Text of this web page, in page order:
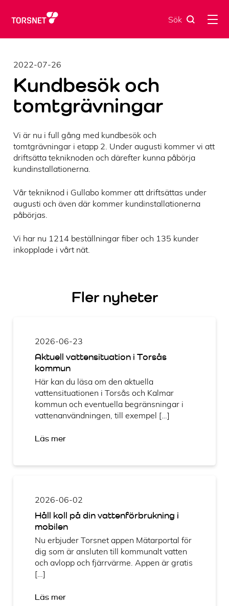
Sök
2022-07-26
Kundbesök och
tomtgrävningar
Vi är nu i full gång med kundbesök och
tomtgrävningar i etapp 2. Under augusti kommer vi att
driftsätta tekniknoden och därefter kunna påbörja
kundinstallationerna.
Vår tekniknod i Gullabo kommer att driftsättas under
augusti och även där kommer kundinstallationerna
påbörjas.
Vi har nu 1214 beställningar fiber och 135 kunder
inkopplade i vårt nät.
Fler nyheter
2026-06-23
Aktuell vattensituation i Torsås
kommun
Här kan du läsa om den aktuella
vattensituationen i Torsås och Kalmar
kommun och eventuella begränsningar i
vattenanvändningen, till exempel […]
Läs mer
2026-06-02
Håll koll på din vattenförbrukning i
mobilen
Nu erbjuder Torsnet appen Mätarportal för
dig som är ansluten till kommunalt vatten
och avlopp och fjärrvärme. Appen är gratis
[…]
Läs mer